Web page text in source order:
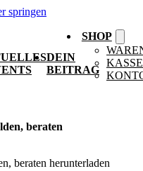
springen
DEIN
BEITRAG
SHOP
KASSE
beraten
beraten herunterladen